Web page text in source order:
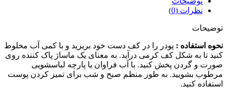
نظرات (0)
توضیحات
نحوه استفاده : پودر را در کف دست خود بریزید و با کمی آب مخلوط
کنید تا به شکل کف کرمی درآید. به معنای یک ماساژ پاک کننده روی
صورت و گردن پخش کنید. با آب فراوان یا پارچه لباسشویی
مرطوب بشویید. به طور منظم صبح و شب برای تمیز کردن پوست
استفاده کنید.